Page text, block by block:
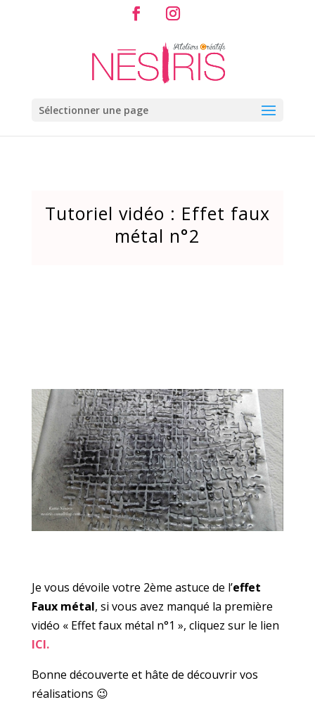
Sélectionner une page
Tutoriel vidéo : Effet faux
métal n°2
Je vous dévoile votre 2ème astuce de l’effet
Faux métal, si vous avez manqué la première
vidéo « Effet faux métal n°1 », cliquez sur le lien
ICI.
Bonne découverte et hâte de découvrir vos
réalisations 😉